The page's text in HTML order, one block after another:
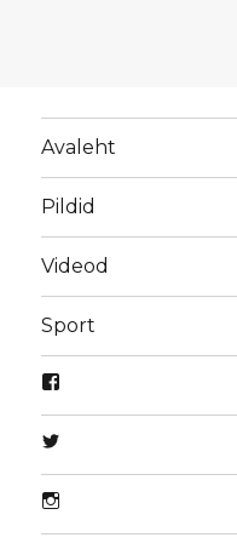
Avaleht
Pildid
Videod
Sport